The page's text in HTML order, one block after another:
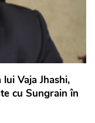
Vaja Jhashi,
cu Sungrain în